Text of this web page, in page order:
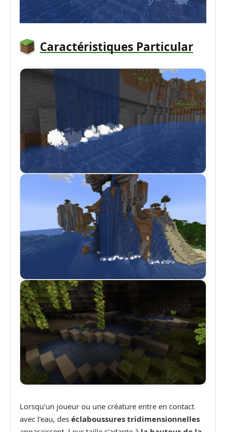
Caractéristiques Particular
Lorsqu’un joueur ou une créature entre en contact
avec l’eau, des éclaboussures tridimensionnelles